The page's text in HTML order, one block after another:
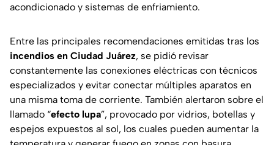
acondicionado y sistemas de enfriamiento.
Entre las principales recomendaciones emitidas tras los
incendios en Ciudad Juárez, se pidió revisar
constantemente las conexiones eléctricas con técnicos
especializados y evitar conectar múltiples aparatos en
una misma toma de corriente. También alertaron sobre el
llamado “efecto lupa”, provocado por vidrios, botellas y
espejos expuestos al sol, los cuales pueden aumentar la